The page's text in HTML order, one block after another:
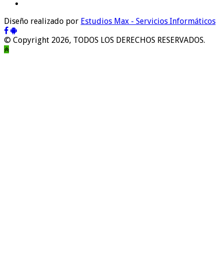
Diseño realizado por Estudios Max - Servicios Informáticos
© Copyright 2026, TODOS LOS DERECHOS RESERVADOS.